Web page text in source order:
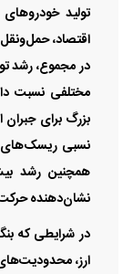
تولید
اقتصاد،
در مجموع، رشد
مختلفی نسبت
بزرگ برای
نسبی ریسک‌های
نشان‌دهنده
در شرایطی که
ارز،